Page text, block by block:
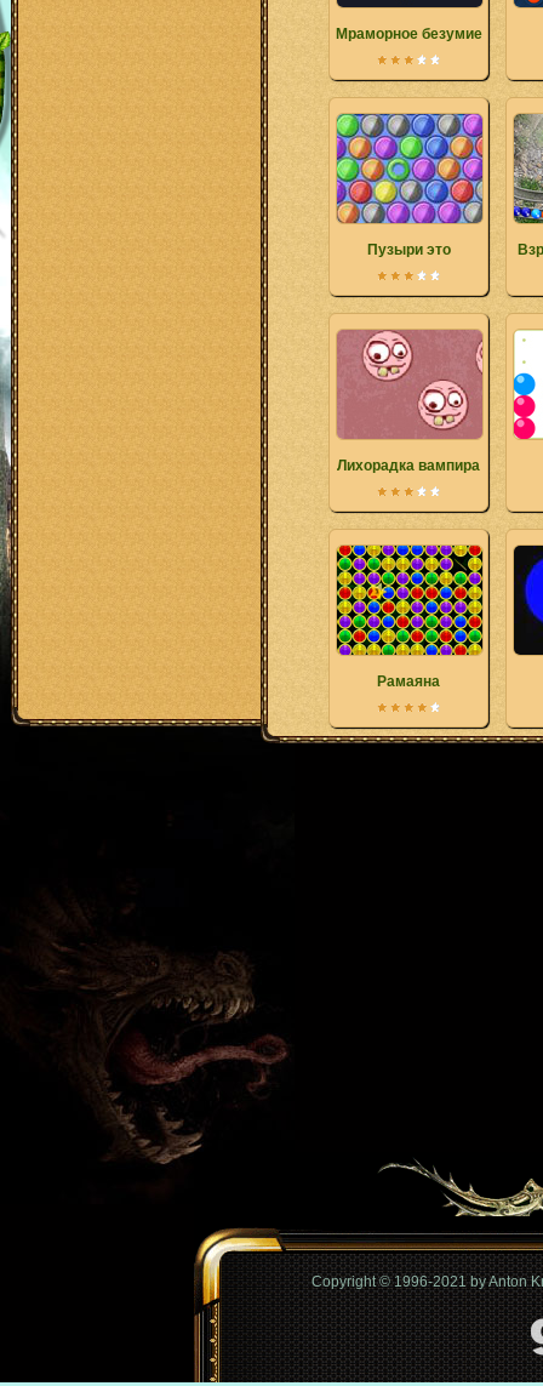
Мраморное безумие
Пузыри это
Лихорадка вампира
Рамаяна
Copyright © 1996-2021 by Anton